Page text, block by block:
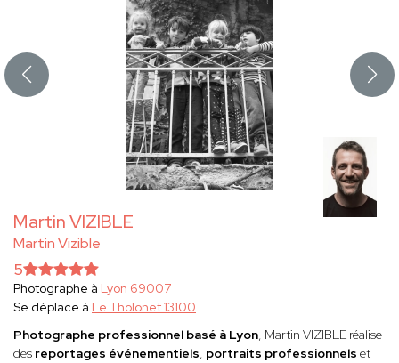
Martin VIZIBLE
Martin Vizible
5
Photographe à Lyon 69007
Se déplace à Le Tholonet 13100
Photographe professionnel basé à Lyon, Martin VIZIBLE réalise
des reportages événementiels, portraits professionnels et